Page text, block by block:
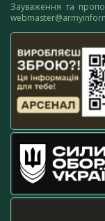
Зауваження та